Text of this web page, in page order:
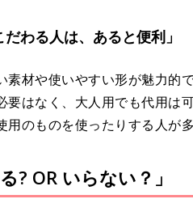
わる人は、あると便利」
素材や使いやすい形が魅力的
要はなく、大人用でも代用は
のものを使ったりする人が多
? OR いらない？」